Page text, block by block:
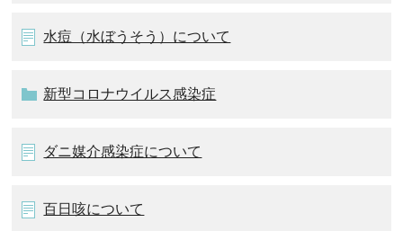
水痘（水ぼうそう）について
新型コロナウイルス感染症
ダニ媒介感染症について
百日咳について